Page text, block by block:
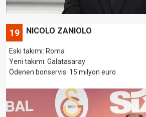
19 NICOLO ZANIOLO
Eski takımı: Roma
Yeni takımı: Galatasaray
Ödenen bonservis: 15 milyon euro